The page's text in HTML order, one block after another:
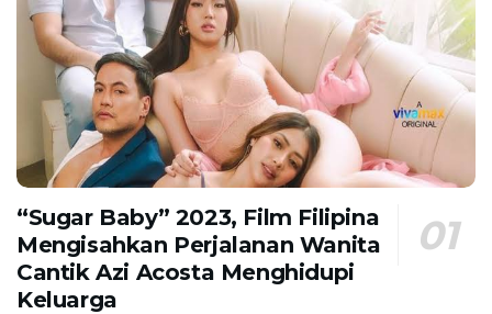
“Sugar Baby” 2023, Film Filipina
Mengisahkan Perjalanan Wanita
Cantik Azi Acosta Menghidupi
Keluarga